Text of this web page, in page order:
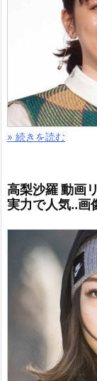
» 続きを読む
高梨沙羅 動画
実力で人気..画